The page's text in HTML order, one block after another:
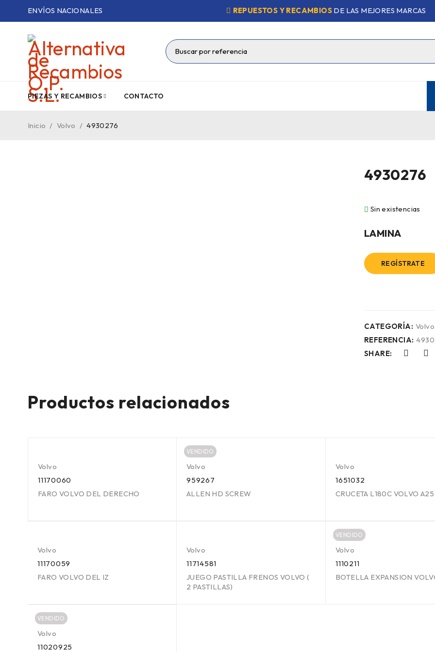
ENVÍOS NACIONALES REPUESTOS Y RECAMBIOS DE LAS MEJORES MARCAS
PIEZAS Y RECAMBIOS CONTACTO
Inicio / Volvo / 4930276
4930276
Sin existencias
LAMINA
REGÍSTRATE
CATEGORÍA: Volvo
REFERENCIA:
SHARE:
Productos relacionados
Volvo
11170060
FARO VOLVO DEL DERECHO
VENDIDO
Volvo
959267
ALLEN HD SCREW
Volvo
1651032
CRUCETA L180C VOLVO A25
Volvo
11170059
FARO VOLVO DEL IZ
Volvo
11714581
JUEGO PASTILLA FRENOS VOLVO (
2 PASTILLAS)
VENDIDO
Volvo
1110211
BOTELLA EXPANSION
VENDIDO
Volvo
11020925